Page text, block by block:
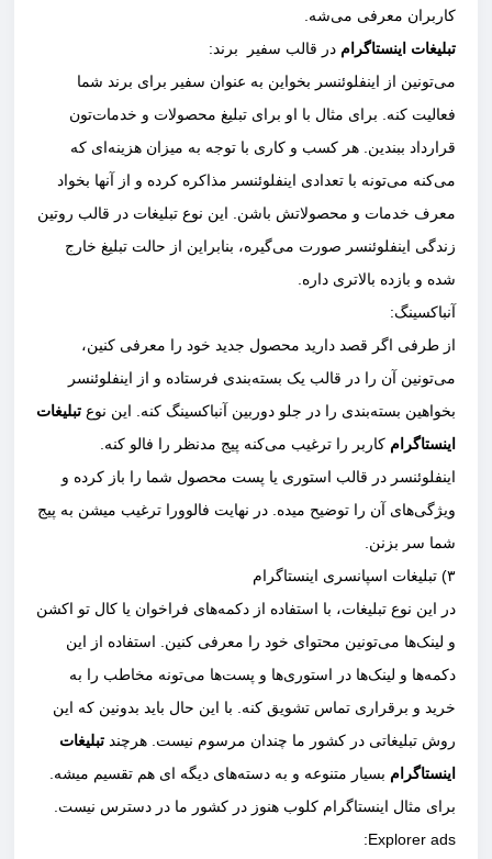
کاربران معرفی می‌شه.
تبلیغات اینستاگرام در قالب سفیر برند:
می‌تونین از اینفلوئنسر بخواین به عنوان سفیر برای برند شما
فعالیت کنه. برای مثال با او برای تبلیغ محصولات و خدمات‌تون
قرارداد ببندین. هر کسب و کاری با توجه به میزان هزینه‌ای که
می‌کنه می‌تونه با تعدادی اینفلوئنسر مذاکره کرده و از آنها بخواد
معرف خدمات و محصولاتش باشن. این نوع تبلیغات در قالب روتین
زندگی اینفلوئنسر صورت می‌گیره، بنابراین از حالت تبلیغ خارج
شده و بازده بالاتری داره.
آنباکسینگ:
از طرفی اگر قصد دارید محصول جدید خود را معرفی کنین،
می‌تونین آن را در قالب یک بسته‌بندی فرستاده و از اینفلوئنسر
بخواهین بسته‌بندی را در جلو دوربین آنباکسینگ کنه. این نوع تبلیغات
اینستاگرام کاربر را ترغیب می‌کنه پیج مدنظر را فالو کنه.
اینفلوئنسر در قالب استوری یا پست محصول شما را باز کرده و
ویژگی‌های آن را توضیح میده. در نهایت فالوورا ترغیب میشن به پیج
شما سر بزنن.
۳) تبلیغات اسپانسری اینستاگرام
در این نوع تبلیغات، با استفاده از دکمه‌های فراخوان یا کال تو اکشن
و لینک‌ها می‌تونین محتوای خود را معرفی کنین. استفاده از این
دکمه‌ها و لینک‌ها در استوری‌ها و پست‌ها می‌تونه مخاطب را به
خرید و برقراری تماس تشویق کنه. با این حال باید بدونین که این
روش تبلیغاتی در کشور ما چندان مرسوم نیست. هرچند تبلیغات
اینستاگرام بسیار متنوعه و به دسته‌های دیگه ای هم تقسیم میشه.
برای مثال اینستاگرام کلوب هنوز در کشور ما در دسترس نیست.
Explorer ads: